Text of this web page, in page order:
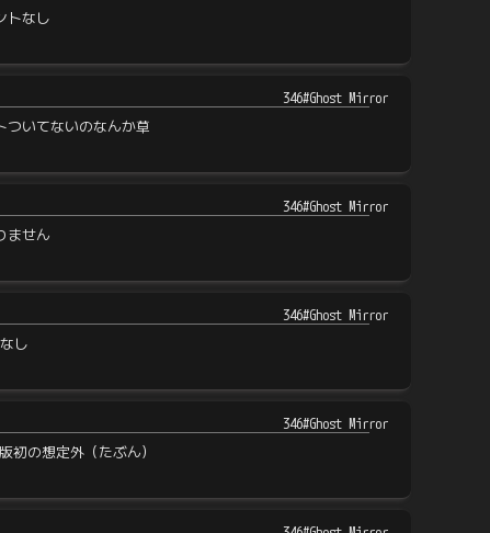
トなし
346#Ghost Mirror
ついてないのなんか草
346#Ghost Mirror
ません
346#Ghost Mirror
し
346#Ghost Mirror
初の想定外（たぶん）